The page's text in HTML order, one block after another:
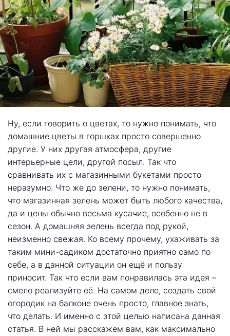
Ну, если говорить о цветах, то нужно понимать, что
домашние цветы в горшках просто совершенно
другие. У них другая атмосфера, другие
интерьерные цели, другой посыл. Так что
сравнивать их с магазинными букетами просто
неразумно. Что же до зелени, то нужно понимать,
что магазинная зелень может быть любого качества,
да и цены обычно весьма кусачие, особенно не в
сезон. А домашняя зелень всегда под рукой,
неизменно свежая. Ко всему прочему, ухаживать за
таким мини-садиком достаточно приятно само по
себе, а в данной ситуации он ещё и пользу
приносит. Так что если вам понравилась эта идея –
смело реализуйте её. На самом деле, создать свой
огородик на балконе очень просто, главное знать,
что делать. И именно с этой целью написана данная
статья. В ней мы расскажем вам, как максимально